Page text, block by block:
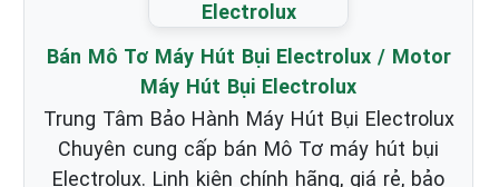
Bán Mô Tơ Máy Hút Bụi Electrolux / Motor
Máy Hút Bụi Electrolux
Trung Tâm Bảo Hành Máy Hút Bụi Electrolux
Chuyên cung cấp bán Mô Tơ máy hút bụi
Electrolux. Linh kiện chính hãng, giá rẻ, bảo